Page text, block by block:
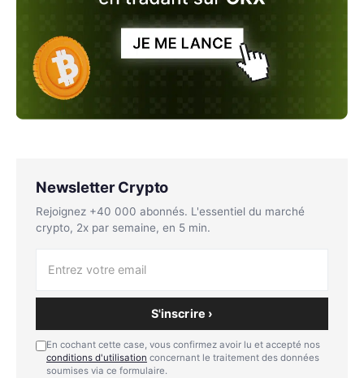
Newsletter Crypto
Rejoignez +40 000 abonnés. L'essentiel du marché
crypto, 2x par semaine, en 5 min.
S'inscrire ›
En cochant cette case, vous confirmez avoir lu et accepté nos
conditions d'utilisation concernant le traitement des données
soumises via ce formulaire.